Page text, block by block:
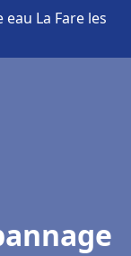
La Fare les